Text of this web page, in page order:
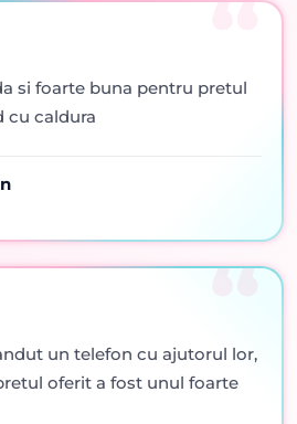
si foarte buna pentru pretul
cu caldura
un telefon cu ajutorul lor,
oferit a fost unul foarte